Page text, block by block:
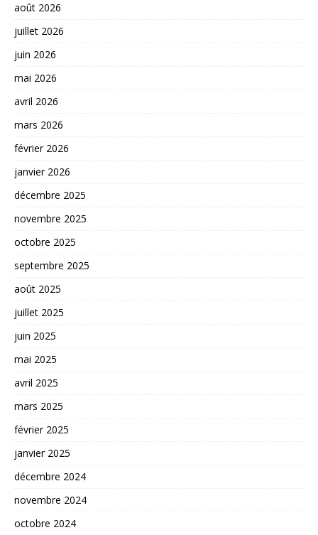
août 2026
juillet 2026
juin 2026
mai 2026
avril 2026
mars 2026
février 2026
janvier 2026
décembre 2025
novembre 2025
octobre 2025
septembre 2025
août 2025
juillet 2025
juin 2025
mai 2025
avril 2025
mars 2025
février 2025
janvier 2025
décembre 2024
novembre 2024
octobre 2024